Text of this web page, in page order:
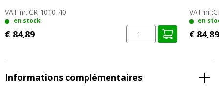
VAT nr.:CR-1010-40
en stock
€ 84,89
VAT nr.:
en
€ 84,89
Informations complémentaires